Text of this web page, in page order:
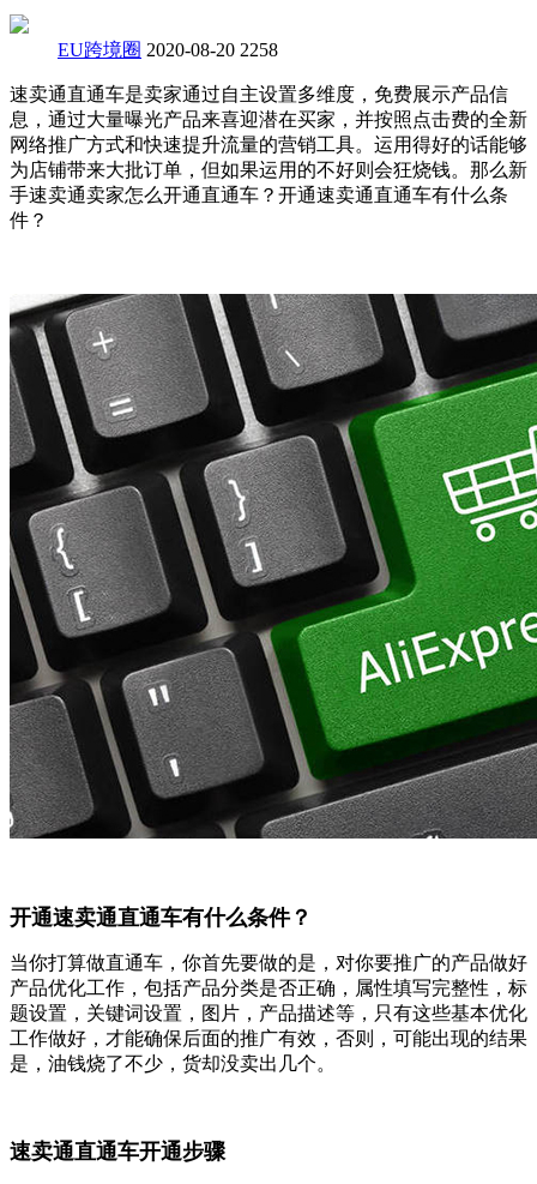
EU跨境圈 2020-08-20 2258
速卖通直通车是卖家通过自主设置多维度，免费展示产品信
息，通过大量曝光产品来喜迎潜在买家，并按照点击费的全新
网络推广方式和快速提升流量的营销工具。运用得好的话能够
为店铺带来大批订单，但如果运用的不好则会狂烧钱。那么新
手速卖通卖家怎么开通直通车？开通速卖通直通车有什么条
件？
开通速卖通直通车有什么条件？
当你打算做直通车，你首先要做的是，对你要推广的产品做好
产品优化工作，包括产品分类是否正确，属性填写完整性，标
题设置，关键词设置，图片，产品描述等，只有这些基本优化
工作做好，才能确保后面的推广有效，否则，可能出现的结果
是，油钱烧了不少，货却没卖出几个。
速卖通直通车开通步骤